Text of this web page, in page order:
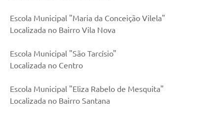
Escola Municipal "Maria da Conceição Vilela"
Localizada no Bairro Vila Nova
Escola Municipal "São Tarcísio"
Localizada no Centro
Escola Municipal "Eliza Rabelo de Mesquita"
Localizada no Bairro Santana